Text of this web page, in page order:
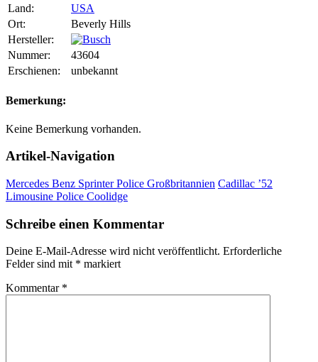
Land:
USA
Ort:
Beverly Hills
Hersteller:
Nummer:
43604
Erschienen:
unbekannt
Bemerkung:
Keine Bemerkung vorhanden.
Artikel-Navigation
Mercedes Benz Sprinter Police Großbritannien Cadillac ’52
Limousine Police Coolidge
Schreibe einen Kommentar
Deine E-Mail-Adresse wird nicht veröffentlicht. Erforderliche
Felder sind mit * markiert
Kommentar *